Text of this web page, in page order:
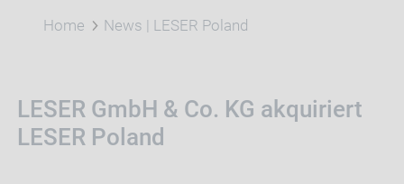
Home News | LESER Poland
LESER GmbH & Co. KG akquiriert
LESER Poland